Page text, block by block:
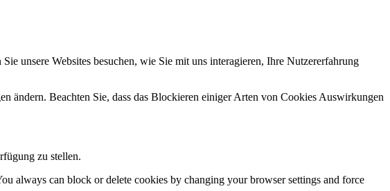
unsere Websites besuchen, wie Sie mit uns interagieren, Ihre Nutzererfahrung
ändern. Beachten Sie, dass das Blockieren einiger Arten von Cookies Auswirkungen
zu stellen.
always can block or delete cookies by changing your browser settings and force